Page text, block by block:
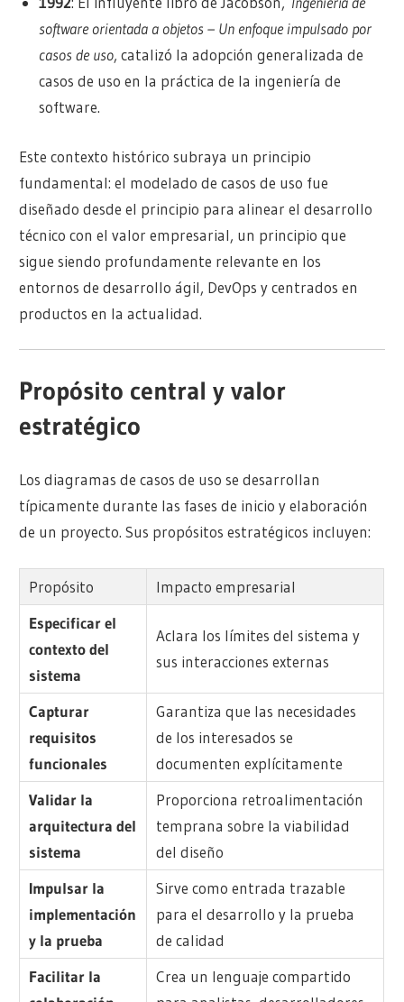
software orientada a objetos – Un enfoque impulsado por
casos de uso, catalizó la adopción generalizada de
casos de uso en la práctica de la ingeniería de
software.
Este contexto histórico subraya un principio
fundamental: el modelado de casos de uso fue
diseñado desde el principio para alinear el desarrollo
técnico con el valor empresarial, un principio que
sigue siendo profundamente relevante en los
entornos de desarrollo ágil, DevOps y centrados en
productos en la actualidad.
Propósito central y valor
estratégico
Los diagramas de casos de uso se desarrollan
típicamente durante las fases de inicio y elaboración
de un proyecto. Sus propósitos estratégicos incluyen:
Propósito
Impacto empresarial
Especificar el
contexto del
sistema
Aclara los límites del sistema y
sus interacciones externas
Capturar
requisitos
funcionales
Garantiza que las necesidades
de los interesados se
documenten explícitamente
Validar la
arquitectura del
sistema
Proporciona retroalimentación
temprana sobre la viabilidad
del diseño
Impulsar la
implementación
y la prueba
Sirve como entrada trazable
para el desarrollo y la prueba
de calidad
Facilitar la
Crea un lenguaje compartido